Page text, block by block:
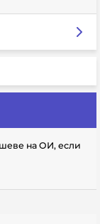
на ОИ, если